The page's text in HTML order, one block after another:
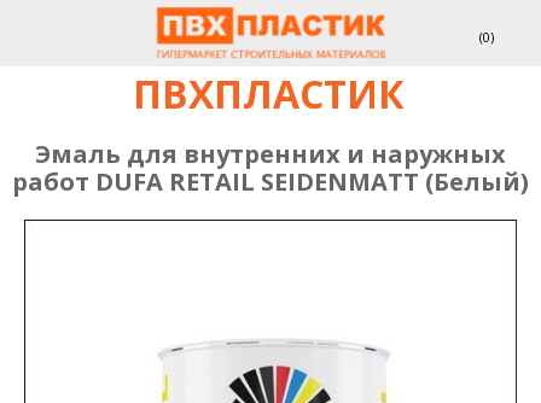
(0)
ПВХПЛАСТИК
Эмаль для внутренних и наружных
работ DUFA RETAIL SEIDENMATT (Белый)